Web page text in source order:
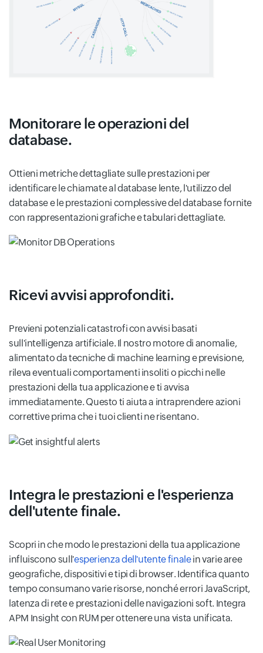
Monitorare le operazioni del
database.
Ottieni metriche dettagliate sulle prestazioni per
identificare le chiamate al database lente, l'utilizzo del
database e le prestazioni complessive del database fornite
con rappresentazioni grafiche e tabulari dettagliate.
Ricevi avvisi approfonditi.
Previeni potenziali catastrofi con avvisi basati
sull'intelligenza artificiale. Il nostro motore di anomalie,
alimentato da tecniche di machine learning e previsione,
rileva eventuali comportamenti insoliti o picchi nelle
prestazioni della tua applicazione e ti avvisa
immediatamente. Questo ti aiuta a intraprendere azioni
correttive prima che i tuoi clienti ne risentano.
Integra le prestazioni e l'esperienza
dell'utente finale.
Scopri in che modo le prestazioni della tua applicazione
influiscono sull'esperienza dell'utente finalein varie aree
geografiche, dispositivi e tipi di browser. Identifica quanto
tempo consumano varie risorse, nonché errori JavaScript,
latenza di rete e prestazioni delle navigazioni soft. Integra
APM Insight con RUM per ottenere una vista unificata.